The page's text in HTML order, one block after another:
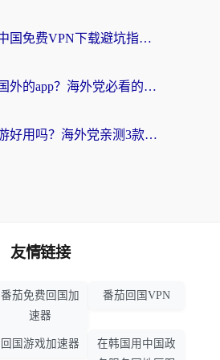
海外党必看：中国免费VPN下载避坑指南 + 无缝访问国内资源的终极方案
回国怎么使用国外的app？海外党必看的无缝访问国内资源全攻略
斧牛和奇游手游好用吗？海外党亲测3款回国加速器，选对才能无缝刷国内资源
友情链接
番茄免费回国加
速器
番茄回国VPN
回国游戏加速器
在韩国用中国政